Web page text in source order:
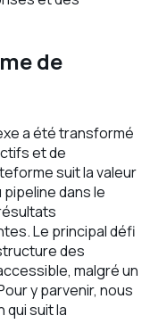
de
a été transformé
et de
suit la valeur
dans le
Le principal défi
des
malgré un
y parvenir, nous
qui suit la